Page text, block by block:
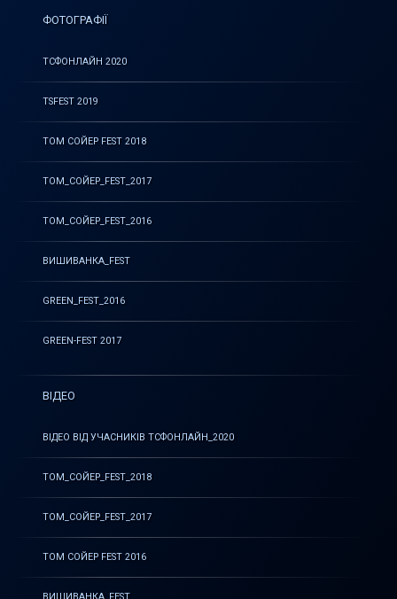
ФОТОГРАФІЇ
ТСФОНЛАЙН 2020
TSFEST 2019
ТОМ СОЙЕР FEST 2018
ТОМ_СОЙЕР_FEST_2017
ТОМ_СОЙЕР_FEST_2016
ВИШИВАНКА_FEST
GREEN_FEST_2016
GREEN-FEST 2017
ВІДЕО
ВІДЕО ВІД УЧАСНИКІВ ТСФОНЛАЙН_2020
ТОМ_СОЙЕР_FEST_2018
ТОМ_СОЙЕР_FEST_2017
ТОМ СОЙЕР FEST 2016